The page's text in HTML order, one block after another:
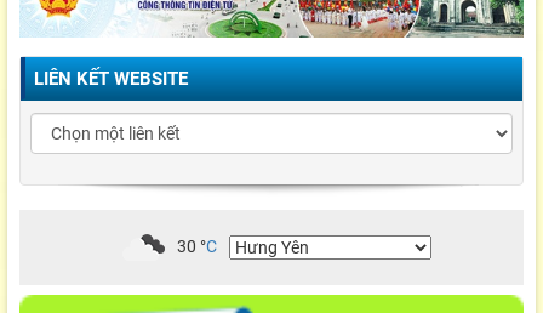
LIÊN KẾT WEBSITE
30 °C